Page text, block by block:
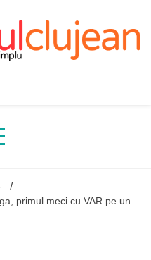
primul meci cu VAR pe un